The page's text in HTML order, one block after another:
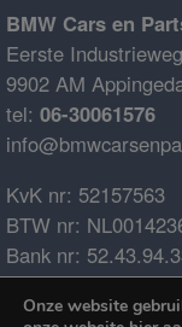
BMW Cars en
Eerste
9902 AM
tel: 06-30061576
KvK nr: 52157563
BTW nr:
Bank nr:
IBAN:
BIC: ABNANL2A
Onze website